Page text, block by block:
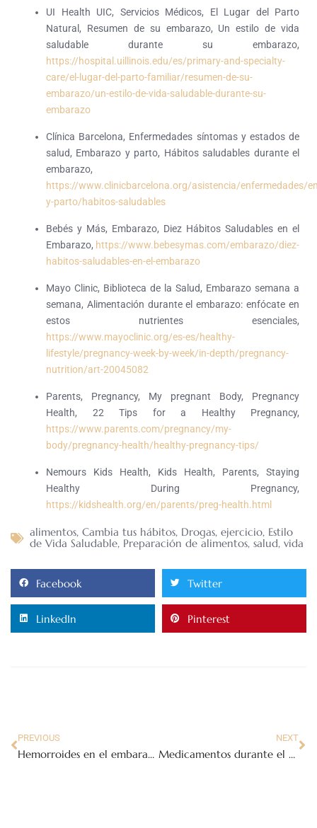
UI Health UIC, Servicios Médicos, El Lugar del Parto
Natural, Resumen de su embarazo, Un estilo de vida
saludable durante su embarazo,
https://hospital.uillinois.edu/es/primary-and-specialty-
care/el-lugar-del-parto-familiar/resumen-de-su-
embarazo/un-estilo-de-vida-saludable-durante-su-
embarazo
Clínica Barcelona, Enfermedades síntomas y estados de
salud, Embarazo y parto, Hábitos saludables durante el
embarazo,
https://www.clinicbarcelona.org/asistencia/enfermedades/
y-parto/habitos-saludables
Bebés y Más, Embarazo, Diez Hábitos Saludables en el
Embarazo, https://www.bebesymas.com/embarazo/diez-
habitos-saludables-en-el-embarazo
Mayo Clinic, Biblioteca de la Salud, Embarazo semana a
semana, Alimentación durante el embarazo: enfócate en
estos nutrientes esenciales,
https://www.mayoclinic.org/es-es/healthy-
lifestyle/pregnancy-week-by-week/in-depth/pregnancy-
nutrition/art-20045082
Parents, Pregnancy, My pregnant Body, Pregnancy
Health, 22 Tips for a Healthy Pregnancy,
https://www.parents.com/pregnancy/my-
body/pregnancy-health/healthy-pregnancy-tips/
Nemours Kids Health, Kids Health, Parents, Staying
Healthy During Pregnancy,
https://kidshealth.org/en/parents/preg-health.html
alimentos, Cambia tus hábitos, Drogas, ejercicio, Estilo
de Vida Saludable, Preparación de alimentos, salud, vida
Facebook Twitter
LinkedIn Pinterest
PREVIOUS
Hemorroides en el embarazo
NEXT
Medicamentos durante el embarazo